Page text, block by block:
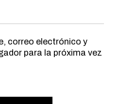
correo electrónico y
para la próxima vez